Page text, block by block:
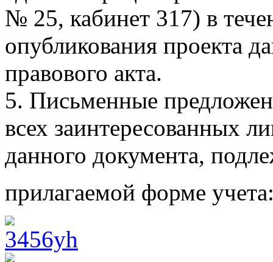
№ 25, кабинет 317) в
опубликования проекта
правового акта.
5. Письменные
всех заинтересованных
данного документа,
прилагаемой форме